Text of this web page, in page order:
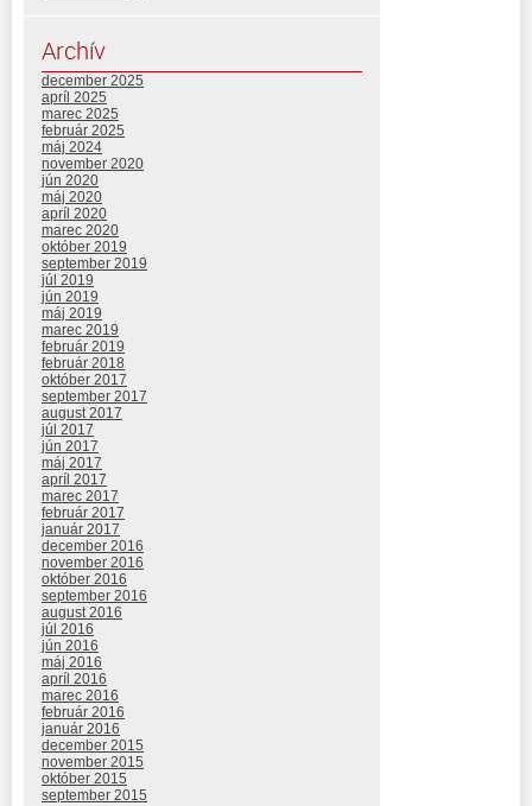
Archív
december 2025
apríl 2025
marec 2025
február 2025
máj 2024
november 2020
jún 2020
máj 2020
apríl 2020
marec 2020
október 2019
september 2019
júl 2019
jún 2019
máj 2019
marec 2019
február 2019
február 2018
október 2017
september 2017
august 2017
júl 2017
jún 2017
máj 2017
apríl 2017
marec 2017
február 2017
január 2017
december 2016
november 2016
október 2016
september 2016
august 2016
júl 2016
jún 2016
máj 2016
apríl 2016
marec 2016
február 2016
január 2016
december 2015
november 2015
október 2015
september 2015